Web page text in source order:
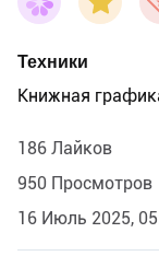
Техники
Книжная
186 Лайков
950 Просмотров
16 Июль 2025,